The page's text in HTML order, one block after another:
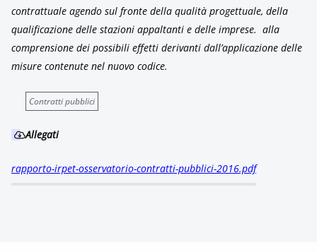
contrattuale agendo sul fronte della qualità progettuale, della
qualificazione delle stazioni appaltanti e delle imprese. alla
comprensione dei possibili effetti derivanti dall’applicazione delle
misure contenute nel nuovo codice.
Contratti pubblici
Allegati
rapporto-irpet-osservatorio-contratti-pubblici-2016.pdf